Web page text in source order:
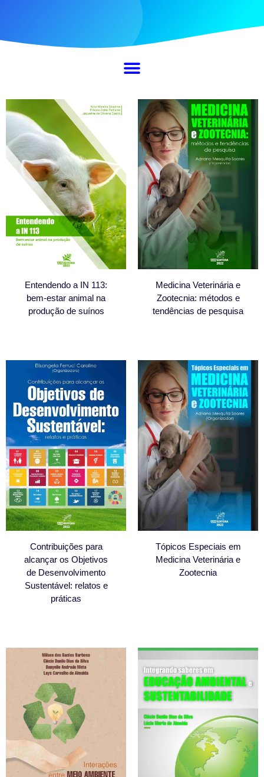
Entendendo a IN 113:
bem-estar animal na
produção de suínos
Medicina Veterinária e
Zootecnia: métodos e
tendências de pesquisa
Contribuições para
alcançar os Objetivos
de Desenvolvimento
Sustentável: relatos e
práticas
Tópicos Especiais em
Medicina Veterinária e
Zootecnia